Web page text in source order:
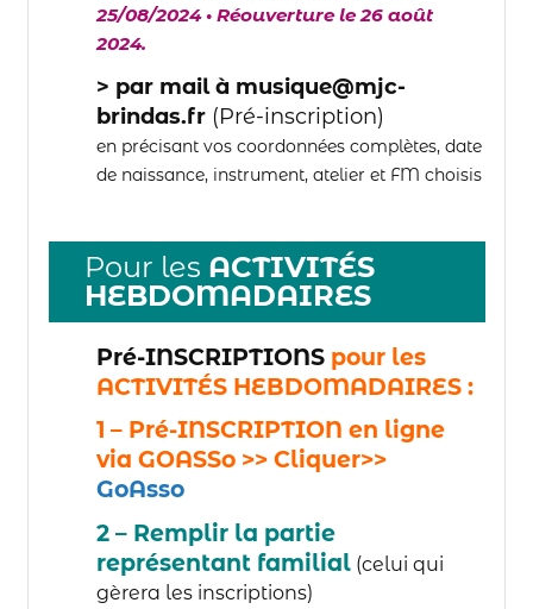
25/08/2024• Réouverture le 26 août
2024.
> par mail à musique@mjc-
brindas.fr (Pré-inscription)
en précisant vos coordonnées complètes, date
de naissance, instrument, atelier et FM choisis
Pour les ACTIVITÉS
HEBDOMADAIRES
Pré-INSCRIPTIONS pour les
ACTIVITÉS HEBDOMADAIRES :
1 – Pré-INSCRIPTION en ligne
via GOASSo >> Cliquer>>
GoAsso
2 – Remplir la partie
représentant familial(celui qui
gèrera les inscriptions)